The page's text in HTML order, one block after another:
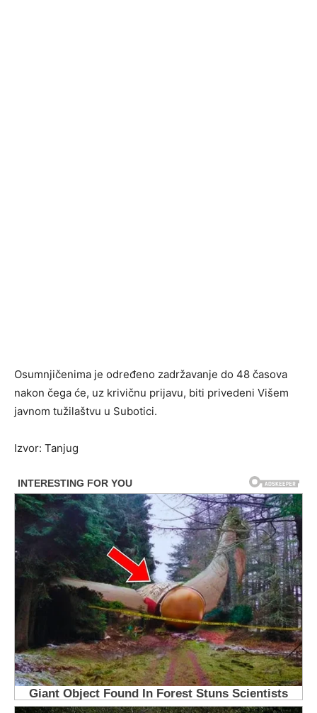
Osumnjičenima je određeno zadržavanje do 48 časova
nakon čega će, uz krivičnu prijavu, biti privedeni Višem
javnom tužilaštvu u Subotici.
Izvor: Tanjug